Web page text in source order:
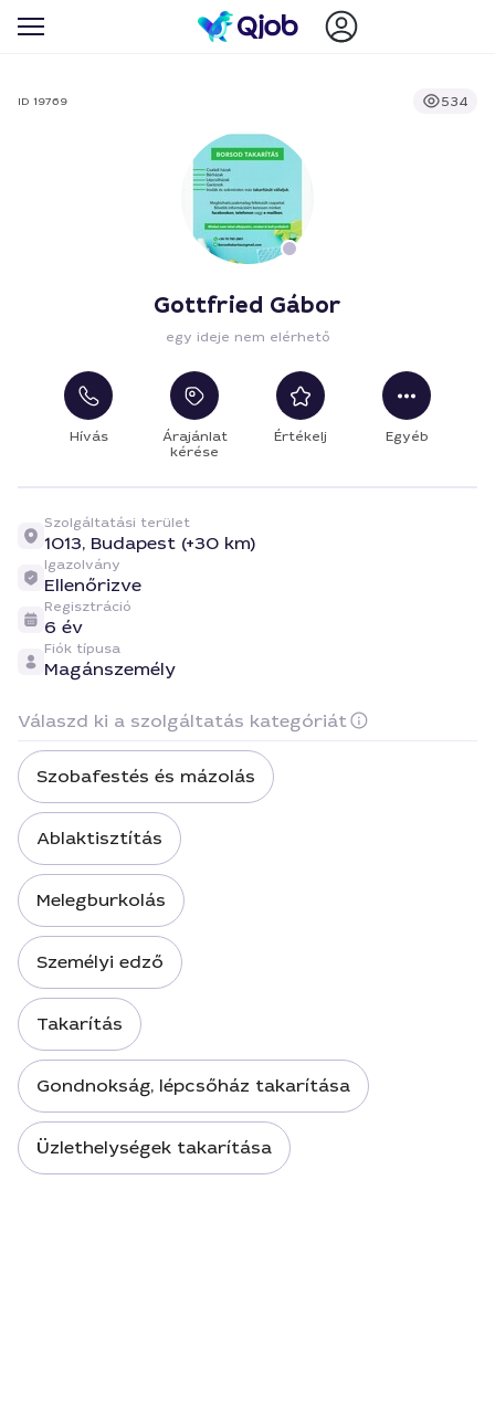
ID 19769 534
Gottfried Gábor
egy ideje nem elérhető
Hívás
Árajánlat
kérése
Értékelj Egyéb
Szolgáltatási terület
1013, Budapest (+30 km)
Igazolvány
Ellenőrizve
Regisztráció
6 év
Fiók típusa
Magánszemély
Válaszd ki a szolgáltatás kategóriát
Szobafestés és mázolás
Ablaktisztítás
Melegburkolás
Személyi edző
Takarítás
Gondnokság, lépcsőház takarítása
Üzlethelységek takarítása